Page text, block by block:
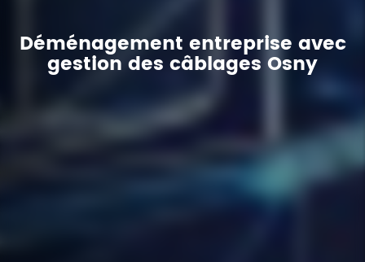
Déménagement entreprise avec
gestion des câblages Osny